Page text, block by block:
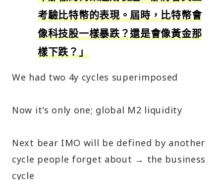
考驗比特幣的表現。屆時，比特幣會
像科技股一樣暴跌？還是會像黃金那
樣下跌？」
We had two 4y cycles superimposed
Now it's only one; global M2 liquidity
Next bear IMO will be defined by another
cycle people forget about → the business
cycle